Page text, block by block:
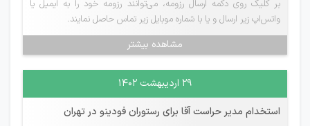
بر کلیک روی دکمه ارسال رزومه، می‌توانند رزومه خود را به ایمیل یا
واتس‌اپ زیر ارسال و یا با شماره موبایل زیر تماس حاصل نمایند.
مشاهده بیشتر
۲۹ اردیبهشت ۱۴۰۲
استخدام مدیر حراست آقا برای رستوران فودینو در تهران